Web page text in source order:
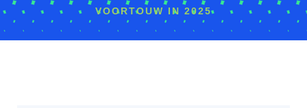
VOORTOUW IN 2025